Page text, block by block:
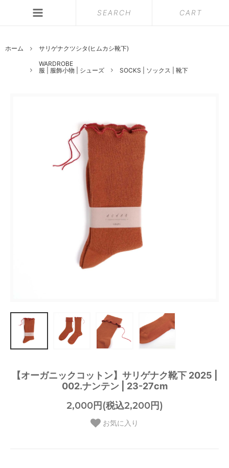
SEARCH CART
ホーム
サリゲナクツシタ(ヒムカシ靴下)
WARDROBE
服 | 服飾小物 | シューズ
SOCKS | ソックス | 靴下
【オーガニックコットン】サリゲナク靴下 2025 |
002.ナンテン | 23-27cm
2,000円(税込2,200円)
お気に入り